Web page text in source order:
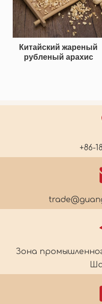
Китайский жареный
рубленый арахис
+86-
Зона